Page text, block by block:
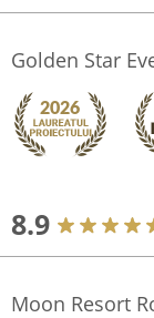
Golden Star
8.9
Moon Resort